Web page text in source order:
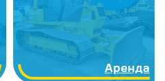
Аренда